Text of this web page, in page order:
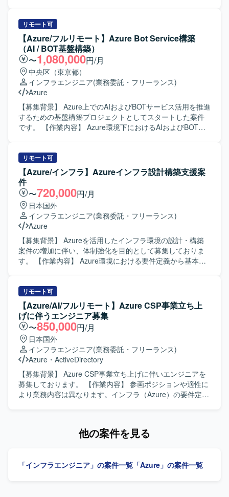
ィなどの領域で高度な知見を習得しながら、長期的にスキ
ルを深めていただける環境です。 【開発環境】 Azureおよ
びMicrosoft 365を中心としたクラウド基盤上で、Microsoft
Entra IDやMicrosoft Intune、オンプレミスのWindows
ServerおよびActive Directoryと連携したハイブリッド構成
の環境です。SAML認証連携やeDiscoveryなども活用した環
境となっております。
構築作業を担当していただきます。 Azureネットワーク、
セキュリティ、権限管理などの基盤要素について詳細設計
を行い、IaC（Infrastructure as Code）を前提とした構築方
針に基づき、設定内容の整理および構築作業を実施してい
ただきます。 Azure Policy や RBAC などのガバナンス設定
について、設計内容への反映および環境構築を行うととも
に、詳細設計書や設定パラメータシートなど各種技術ドキ
ュメントの作成も行っていただきます。 顧客および関係者
との技術的な調整を行い、設計内容に関する説明・レビュ
ー対応を通じて、Azure基盤としての設計品質および実装品
質の担保を図っていただきます。 【求める人物像】 Azure
める方を求めております。 顧客や関係者と円滑にコミュニ
ケーションを取りながら技術的な議論や説明ができ、レビ
ューを通じて品質向上に貢献いただける方が望ましいで
す。 チーム内の方針に沿いながらも、自ら課題を見つけ解
決に向けて行動できる方に適したポジションです。 【ポジ
ションの魅力】 エンタープライズ規模の総合商社向け
Azure基盤プロジェクトに参画し、ネットワーク、セキュリ
ティ、権限管理、ガバナンスといった基盤領域を包括的に
経験できる環境です。 IaCを前提とした設計・構築スタイル
のもとで、BicepやARM Template、Terraformなどのモダン
な技術要素を活用しながら、Azure Landing ZoneやAzure
の工程を通じて、上級エンジニアとしてのスキルを高めて
いただけます。 【開発環境】 Microsoft Azure をベースと
したクラウド基盤環境で作業していただきます。 IaCには
Bicep、ARM Template、Terraformなどを用い、Azure
PolicyやRBACなどを活用したガバナンス・権限管理を行い
ます。 必要に応じてAzure DevOpsなどのサービスを利用し
ながら、設計書・パラメータシートなど各種技術ドキュメ
ントを整備していただきます。
リモート可
【Azure/フルリモート】Azure Bot Service構築
（AI / BOT基盤構築）
〜1,080,000円/月
中央区（東京都）
インフラエンジニア(業務委託・フリーランス)
Azure
【募集背景】 Azure上でのAIおよびBOTサービス活用を推進
するための基盤構築プロジェクトとしてスタートした案件
です。 【作業内容】 Azure環境下におけるAIおよびBOTの
築、Azure AI Foundry Agentを活用した各種設定や実装、構
築後の試験および運用保守まで一貫してご担当いただきま
す。 【求める人物像】 クラウド基盤構築に主体的に取り組
み、新しい技術要素をキャッチアップしながら提案や改善
を行っていただける方を求めています。関係者と円滑にコ
ミュニケーションを取りながら、着実に作業を進めていた
だける方が望ましいです。 【ポジションの魅力】 Azureを
中心としたクラウドネイティブな環境で、AIおよびBOT領
域の基盤構築に上流から運用まで携わることができます。
TerraformによるIaCやAzure AI関連サービスなど、今後需
要の高い技術スタックを実務で経験できる点が魅力です。
リモート可
【Azure/インフラ】Azureインフラ設計構築支援案
件
〜720,000円/月
日本国外
インフラエンジニア(業務委託・フリーランス)
Azure
【募集背景】 Azureを活用したインフラ環境の設計・構築
案件の増加に伴い、体制強化を目的として募集しておりま
す。 【作業内容】 Azure環境における要件定義から基本設
設計書作成、環境構築および検証対応を行っていただきま
す。 【求める人物像】 Azureインフラに関する知見を活か
しつつ、顧客や関係者とコミュニケーションを取りながら
主体的にプロジェクトを推進いただける方を求めておりま
す。 【ポジションの魅力】 大規模なAzureインフラ案件に
上流工程から関わることで、設計スキルや提案力を高める
ことができ、多様なプロジェクト経験を積んでいただけま
す。 【開発環境】 Azureを中心としたクラウドインフラ環
境での設計・構築を行っていただきます。
リモート可
【Azure/AI/フルリモート】Azure CSP事業立ち上
げに伴うエンジニア募集
〜850,000円/月
日本国外
インフラエンジニア(業務委託・フリーランス)
Azure ・ ActiveDirectory
【募集背景】 Azure CSP事業立ち上げに伴いエンジニアを
募集しております。 【作業内容】 参画ポジションや適性に
より業務内容は異なります。インフラ（Azure）の要件定義
行っていただきます。 【求める人物像】 立ち上げフェーズ
ております。 【ポジションの魅力】 Azure CSP事業の立ち
他の案件を見る
「インフラエンジニア」の案件一覧 「Azure」の案件一覧